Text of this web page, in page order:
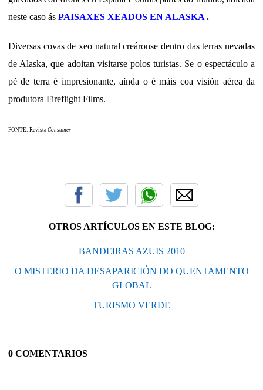
neste caso ás PAISAXES XEADOS EN ALASKA .
Diversas covas de xeo natural creáronse dentro das terras nevadas
de Alaska, que adoitan visitarse polos turistas. Se o espectáculo a
pé de terra é impresionante, aínda o é máis coa visión aérea da
produtora Fireflight Films.
FONTE: Revista Consumer
OTROS ARTÍCULOS EN ESTE BLOG:
BANDEIRAS AZUIS 2010
O MISTERIO DA DESAPARICIÓN DO QUENTAMENTO
GLOBAL
TURISMO VERDE
0 COMENTARIOS